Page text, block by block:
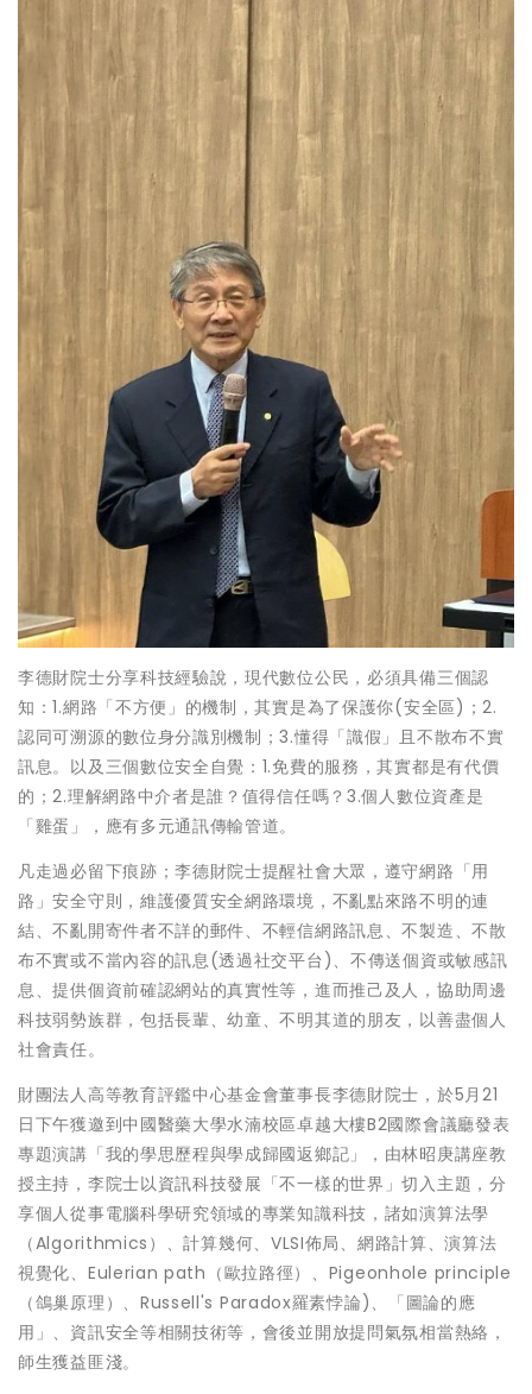
李德財院士分享科技經驗說，現代數位公民，必須具備三個認
知：1.網路「不方便」的機制，其實是為了保護你(安全區)；2.
認同可溯源的數位身分識別機制；3.懂得「識假」且不散布不實
訊息。以及三個數位安全自覺：1.免費的服務，其實都是有代價
的；2.理解網路中介者是誰？值得信任嗎？3.個人數位資產是
「雞蛋」，應有多元通訊傳輸管道。
凡走過必留下痕跡；李德財院士提醒社會大眾，遵守網路「用
路」安全守則，維護優質安全網路環境，不亂點來路不明的連
結、不亂開寄件者不詳的郵件、不輕信網路訊息、不製造、不散
布不實或不當內容的訊息(透過社交平台)、不傳送個資或敏感訊
息、提供個資前確認網站的真實性等，進而推己及人，協助周邊
科技弱勢族群，包括長輩、幼童、不明其道的朋友，以善盡個人
社會責任。
財團法人高等教育評鑑中心基金會董事長李德財院士，於5月21
日下午獲邀到中國醫藥大學水湳校區卓越大樓B2國際會議廳發表
專題演講「我的學思歷程與學成歸國返鄉記」，由林昭庚講座教
授主持，李院士以資訊科技發展「不一樣的世界」切入主題，分
享個人從事電腦科學研究領域的專業知識科技，諸如演算法學
（Algorithmics）、計算幾何、VLSI佈局、網路計算、演算法
視覺化、Eulerian path（歐拉路徑）、Pigeonhole principle
（鴿巢原理）、Russell's Paradox羅素悖論)、「圖論的應
用」、資訊安全等相關技術等，會後並開放提問氣氛相當熱絡，
師生獲益匪淺。